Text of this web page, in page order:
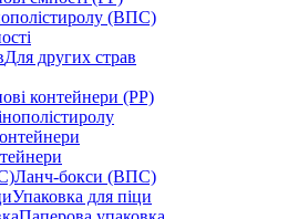
(ВПС)
Для других страв
контейнери (PP)
Ланч-бокси (ВПС)
Упаковка для піци